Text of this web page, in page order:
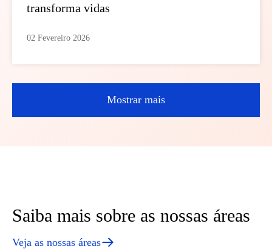
transforma vidas
02 Fevereiro 2026
Mostrar mais
Saiba mais sobre as nossas áreas
Veja as nossas áreas